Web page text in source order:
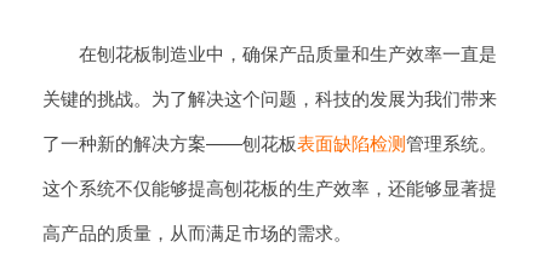
在刨花板制造业中，确保产品质量和生产效率一直是
关键的挑战。为了解决这个问题，科技的发展为我们带来
了一种新的解决方案——刨花板表面缺陷检测管理系统。
这个系统不仅能够提高刨花板的生产效率，还能够显著提
高产品的质量，从而满足市场的需求。